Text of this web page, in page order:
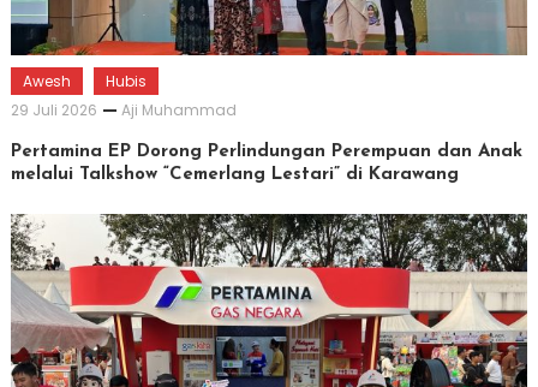
Awesh
Hubis
29 Juli 2026
Aji Muhammad
Pertamina EP Dorong Perlindungan Perempuan dan Anak
melalui Talkshow “Cemerlang Lestari” di Karawang